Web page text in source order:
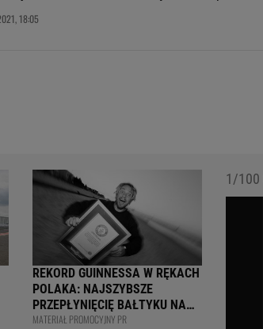
18:05
REKORD GUINNESSA W RĘKACH
POLAKA: NAJSZYBSZE
PRZEPŁYNIĘCIĘ BAŁTYKU NA
DESCE WINDSURFINGOWEJ -
MATERIAŁ PROMOCYJNY PR
1/100